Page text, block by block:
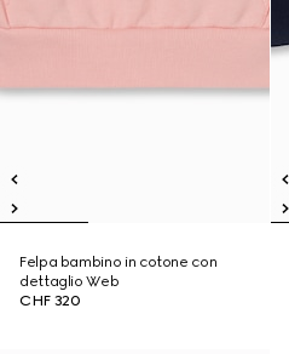
Felpa bambino in cotone con
dettaglio Web
CHF 320